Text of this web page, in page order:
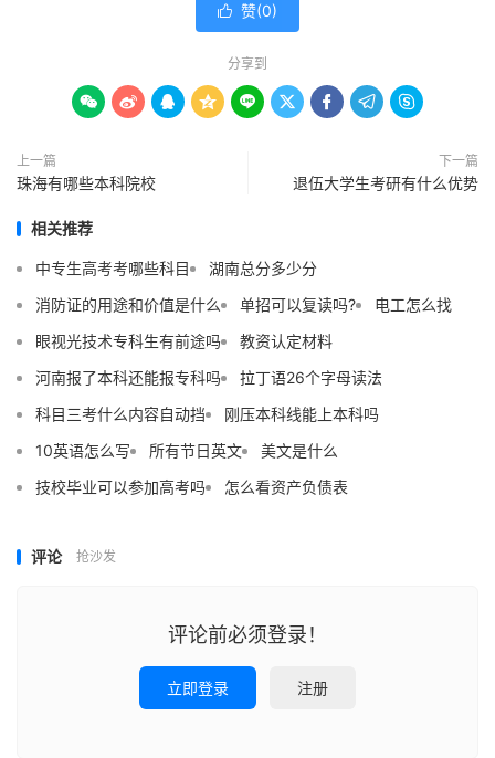
 赞(0)
分享到
        
上一篇
珠海有哪些本科院校
下一篇
退伍大学生考研有什么优势
相关推荐
中专生高考考哪些科目
湖南总分多少分
消防证的用途和价值是什么
单招可以复读吗?
电工怎么找
眼视光技术专科生有前途吗
教资认定材料
河南报了本科还能报专科吗
拉丁语26个字母读法
科目三考什么内容自动挡
刚压本科线能上本科吗
10英语怎么写
所有节日英文
美文是什么
技校毕业可以参加高考吗
怎么看资产负债表
评论 抢沙发
评论前必须登录！
立即登录 注册